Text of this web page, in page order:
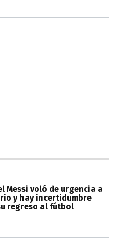
Messi voló de urgencia a
y hay incertidumbre
regreso al fútbol